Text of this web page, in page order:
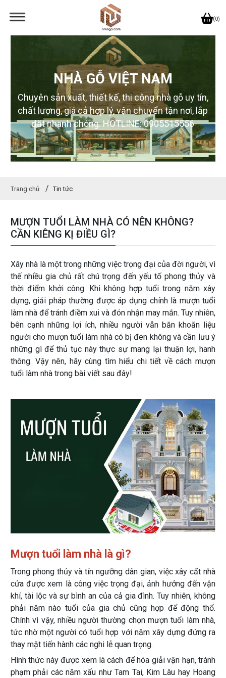
(0)
NHÀ GỖ VIỆT NAM
Chuyên sản xuất, thiết kế, thi công nhà gỗ uy tín,
chất lượng, giá cả hợp lý, vận chuyển tận nơi, lắp
đặt nhanh chóng. HOTLINE: 0905515556
Trang chủ Tin tức
MƯỢN TUỔI LÀM NHÀ CÓ NÊN KHÔNG?
CẦN KIÊNG KỊ ĐIỀU GÌ?
Xây nhà là một trong những việc trọng đại của đời người, vì
thế nhiều gia chủ rất chú trọng đến yếu tố phong thủy và
thời điểm khởi công. Khi không hợp tuổi trong năm xây
dựng, giải pháp thường được áp dụng chính là mượn tuổi
làm nhà để tránh điềm xui và đón nhận may mắn. Tuy nhiên,
bên cạnh những lợi ích, nhiều người vẫn băn khoăn liệu
người cho mượn tuổi làm nhà có bị đen không và cần lưu ý
những gì để thủ tục này thực sự mang lại thuận lợi, hanh
thông. Vậy nên, hãy cùng tìm hiểu chi tiết về cách mượn
tuổi làm nhà trong bài viết sau đây!
Mượn tuổi làm nhà là gì?
Trong phong thủy và tín ngưỡng dân gian, việc xây cất nhà
cửa được xem là công việc trọng đại, ảnh hưởng đến vận
khí, tài lộc và sự bình an của cả gia đình. Tuy nhiên, không
phải năm nào tuổi của gia chủ cũng hợp để động thổ.
Chính vì vậy, nhiều người thường chọn mượn tuổi làm nhà,
tức nhờ một người có tuổi hợp với năm xây dựng đứng ra
thay mặt tiến hành các nghi lễ quan trọng.
Hình thức này được xem là cách để hóa giải vận hạn, tránh
phạm phải các năm xấu như Tam Tai, Kim Lâu hay Hoang